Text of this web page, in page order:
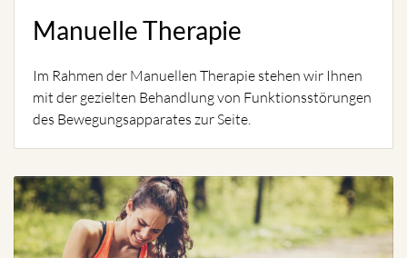
Manuelle Therapie
Im Rahmen der Manuellen Therapie stehen wir Ihnen
mit der gezielten Behandlung von Funktionsstörungen
des Bewegungsapparates zur Seite.